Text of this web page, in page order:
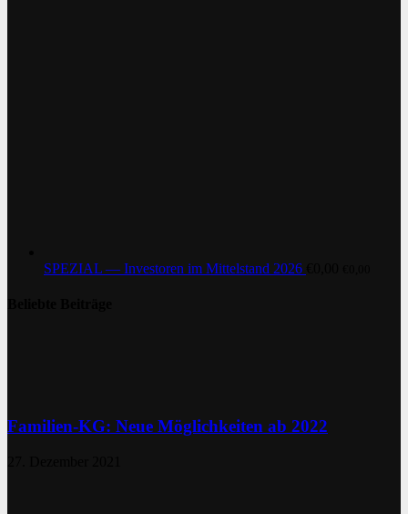
SPEZIAL — Investoren im Mittelstand 2026
Familien-KG: Neue Möglichkeiten ab 2022